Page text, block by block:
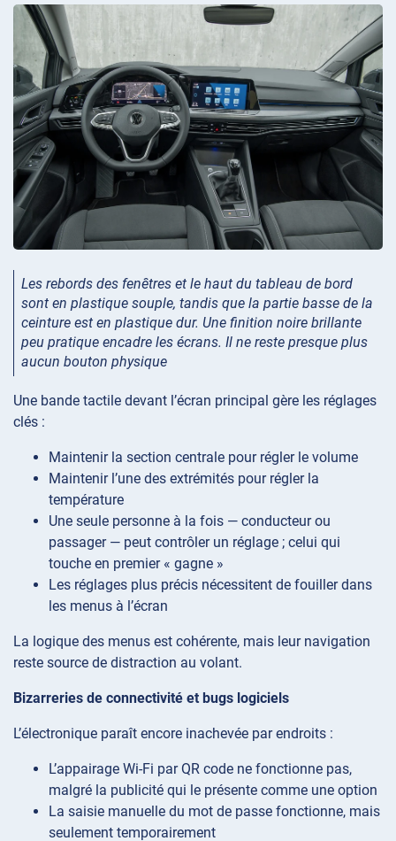
Les rebords des fenêtres et le haut du tableau de bord
sont en plastique souple, tandis que la partie basse de la
ceinture est en plastique dur. Une finition noire brillante
peu pratique encadre les écrans. Il ne reste presque plus
aucun bouton physique
Une bande tactile devant l’écran principal gère les réglages
clés :
Maintenir la section centrale pour régler le volume
Maintenir l’une des extrémités pour régler la
température
Une seule personne à la fois — conducteur ou
passager — peut contrôler un réglage ; celui qui
touche en premier « gagne »
Les réglages plus précis nécessitent de fouiller dans
les menus à l’écran
La logique des menus est cohérente, mais leur navigation
reste source de distraction au volant.
Bizarreries de connectivité et bugs logiciels
L’électronique paraît encore inachevée par endroits :
L’appairage Wi-Fi par QR code ne fonctionne pas,
malgré la publicité qui le présente comme une option
La saisie manuelle du mot de passe fonctionne, mais
seulement temporairement